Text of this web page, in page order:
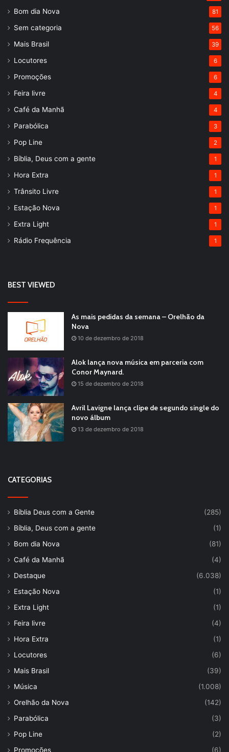
Bom dia Nova 81
Sem categoria 56
Mais Brasil 39
Locutores 6
Promoções 6
Feira livre 4
Café da Manhã 4
Parabólica 3
Pop Line 2
Bíblia, Deus com a gente 1
Hora Extra 1
Trânsito Livre 1
Estação Nova 1
Extra Light 1
Rádio Frequência 1
BEST VIEWED
As mais pedidas da semana – Orelhão da
Nova
10 de dezembro de 2018
Alok lança nova música em parceria com
Conor Maynard.
15 de dezembro de 2018
Avril Lavigne lança clipe de segundo single do
novo álbum
13 de dezembro de 2018
CATEGORIAS
Bíblia Deus com a Gente
(285)
Bíblia, Deus com a gente
(1)
Bom dia Nova
(81)
Café da Manhã
(4)
Destaque
(6.038)
Estação Nova
(1)
Extra Light
(1)
Feira livre
(4)
Hora Extra
(1)
Locutores
(6)
Mais Brasil
(39)
Música
(1.008)
Orelhão da Nova
(142)
Parabólica
(3)
Pop Line
(2)
Promoções
(6)